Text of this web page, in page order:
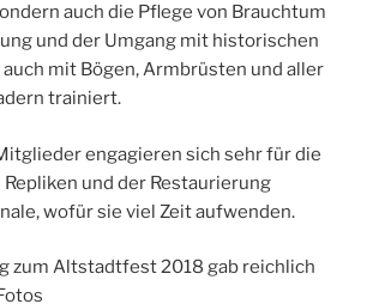
auch die Pflege von Brauchtum
und der Umgang mit historischen
mit Bögen, Armbrüsten und aller
trainiert.
engagieren sich sehr für die
und der Restaurierung
wofür sie viel Zeit aufwenden.
zum Altstadtfest 2018 gab reichlich